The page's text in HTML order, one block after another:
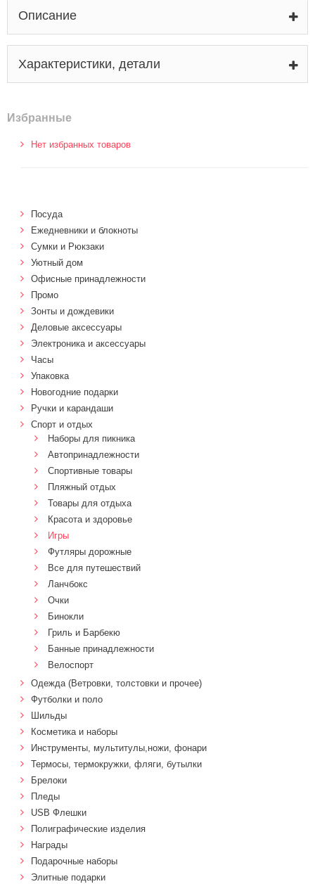
Описание
Характеристики, детали
Избранные
Нет избранных товаров
Посуда
Ежедневники и блокноты
Сумки и Рюкзаки
Уютный дом
Офисные принадлежности
Промо
Зонты и дождевики
Деловые аксессуары
Электроника и аксессуары
Часы
Упаковка
Новогодние подарки
Ручки и карандаши
Спорт и отдых
Наборы для пикника
Автопринадлежности
Спортивные товары
Пляжный отдых
Товары для отдыха
Красота и здоровье
Игры
Футляры дорожные
Все для путешествий
Ланчбокс
Очки
Бинокли
Гриль и Барбекю
Банные принадлежности
Велоспорт
Одежда (Ветровки, толстовки и прочее)
Футболки и поло
Шильды
Косметика и наборы
Инструменты, мультитулы,ножи, фонари
Термосы, термокружки, фляги, бутылки
Брелоки
Пледы
USB Флешки
Полиграфические изделия
Награды
Подарочные наборы
Элитные подарки